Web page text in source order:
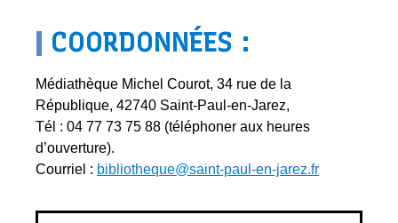
| COORDONNÉES :
Médiathèque Michel Courot, 34 rue de la
République, 42740 Saint-Paul-en-Jarez,
Tél : 04 77 73 75 88 (téléphoner aux heures
d’ouverture).
Courriel : bibliotheque@saint-paul-en-jarez.fr